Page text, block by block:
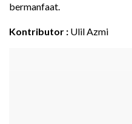
bermanfaat.
Kontributor : Ulil Azmi